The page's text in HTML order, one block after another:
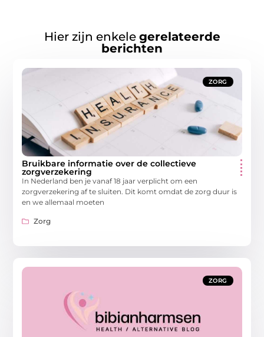
Hier zijn enkele gerelateerde
berichten
ZORG
Bruikbare informatie over de collectieve
zorgverzekering
In Nederland ben je vanaf 18 jaar verplicht om een
zorgverzekering af te sluiten. Dit komt omdat de zorg duur is
en we allemaal moeten
Zorg
ZORG